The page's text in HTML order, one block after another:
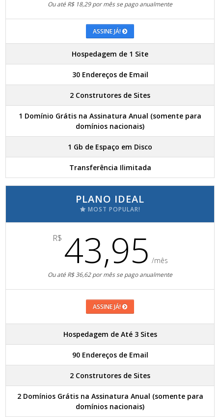
Ou até R$ 18,29 por mês se pago anualmente
ASSINE JÁ!
Hospedagem de 1 Site
30 Endereços de Email
2 Construtores de Sites
1 Domínio Grátis na Assinatura Anual (somente para
domínios nacionais)
1 Gb de Espaço em Disco
Transferência Ilimitada
PLANO IDEAL
MOST POPULAR!
R$ 43,95 /mês
Ou até R$ 36,62 por mês se pago anualmente
ASSINE JÁ!
Hospedagem de Até 3 Sites
90 Endereços de Email
2 Construtores de Sites
2 Domínios Grátis na Assinatura Anual (somente para
domínios nacionais)